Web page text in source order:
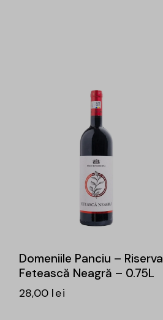
Domeniile Panciu – Riserva
Fetească Neagră – 0.75L
28,00 lei